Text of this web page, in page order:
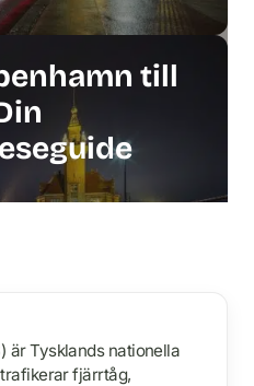
till
är Tysklands nationella
fjärrtåg,